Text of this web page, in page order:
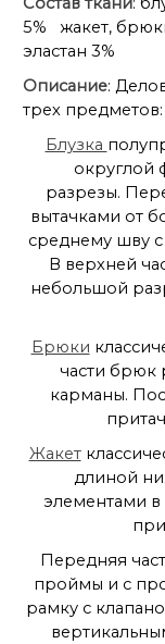
5% жакет,
эластан 3%
Описание:
трех
Блузка
округлой
разрезы.
вытачками от
среднему шву
В верхней
небольшой
Брюки
части брюк
карманы.
Жакет
длиной
элементами в
Передняя
проймы и с
рамку с